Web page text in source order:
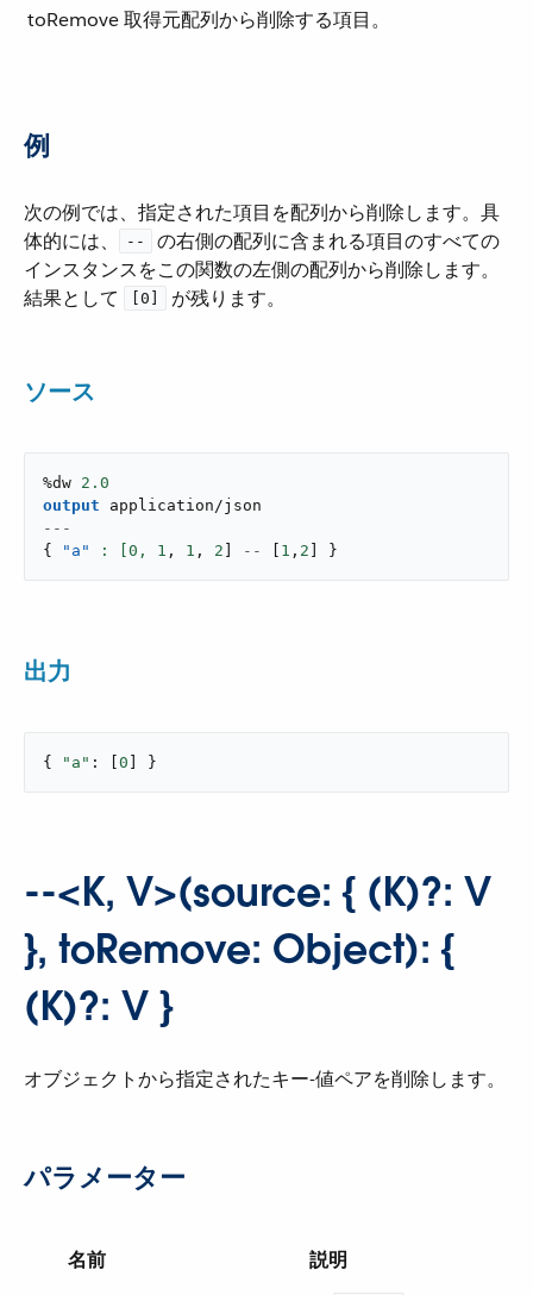
toRemove取得元配列から削除する項目。
例
次の例では、指定された項目を配列から削除します。具
体的には、​
--
​ の右側の配列に含まれる項目のすべての
インスタンスをこの関数の左側の配列から削除します。
結果として ​
[0] ​ が残ります。
ソース
%dw 2.0
output
application/json
---
{
"a" : [ 0 , 1 , 1 , 2 -- 1 , 2 }
出力
{ "a" : [ 0 ] }
--<K, V>(source: { (K)?: V
}, toRemove: Object): {
(K)?: V }
オブジェクトから指定されたキー-値ペアを削除します。
パラメーター
名前 説明